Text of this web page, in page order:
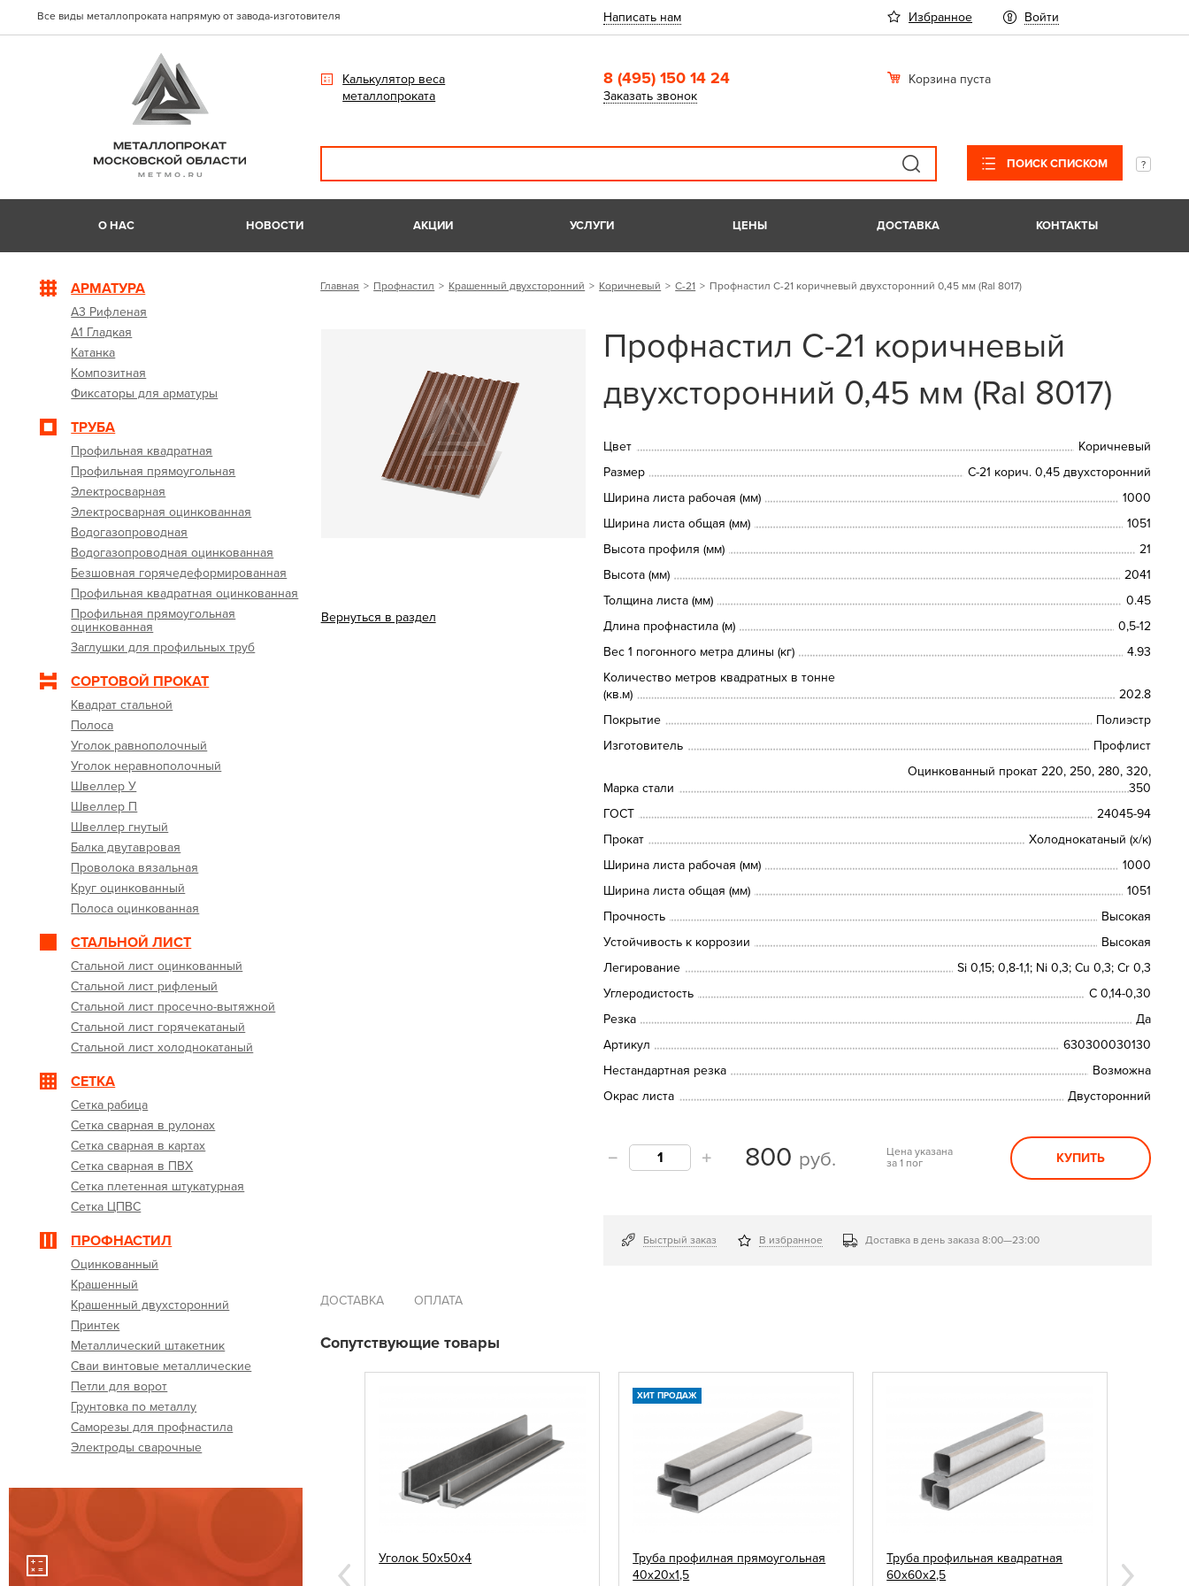
Все виды металлопроката напрямую от завода-изготовителя Написать нам Избранное Войти
Калькулятор веса
металлопроката
8 (495) 150 14 24
Заказать звонок
Корзина пуста
ПОИСК СПИСКОМ
О НАС НОВОСТИ АКЦИИ УСЛУГИ ЦЕНЫ ДОСТАВКА КОНТАКТЫ
АРМАТУРА
А3 Рифленая
А1 Гладкая
Катанка
Композитная
Фиксаторы для арматуры
ТРУБА
Профильная квадратная
Профильная прямоугольная
Электросварная
Электросварная оцинкованная
Водогазопроводная
Водогазопроводная оцинкованная
Безшовная горячедеформированная
Профильная квадратная оцинкованная
Профильная прямоугольная
оцинкованная
Заглушки для профильных труб
СОРТОВОЙ ПРОКАТ
Квадрат стальной
Полоса
Уголок равнополочный
Уголок неравнополочный
Швеллер У
Швеллер П
Швеллер гнутый
Балка двутавровая
Проволока вязальная
Круг оцинкованный
Полоса оцинкованная
СТАЛЬНОЙ ЛИСТ
Стальной лист оцинкованный
Стальной лист рифленый
Стальной лист просечно-вытяжной
Стальной лист горячекатаный
Стальной лист холоднокатаный
СЕТКА
Сетка рабица
Сетка сварная в рулонах
Сетка сварная в картах
Сетка сварная в ПВХ
Сетка плетенная штукатурная
Сетка ЦПВС
ПРОФНАСТИЛ
Оцинкованный
Крашенный
Крашенный двухсторонний
Принтек
Металлический штакетник
Сваи винтовые металлические
Петли для ворот
Грунтовка по металлу
Саморезы для профнастила
Электроды сварочные
Главная Профнастил Крашенный двухсторонний Коричневый С-21 Профнастил С-21 коричневый двухсторонний 0,45 мм (Ral 8017)
Вернуться в раздел
Профнастил С-21 коричневый
двухсторонний 0,45 мм (Ral 8017)
Цвет
Коричневый
Размер
С-21 корич. 0,45 двухсторонний
Ширина листа рабочая (мм)
1000
Ширина листа общая (мм)
1051
Высота профиля (мм)
21
Высота (мм)
2041
Толщина листа (мм)
0.45
Длина профнастила (м)
0,5-12
Вес 1 погонного метра длины (кг)
4.93
Количество метров квадратных в тонне
(кв.м)
202.8
Покрытие
Полиэстр
Изготовитель
Профлист
Марка стали
Оцинкованный прокат 220, 250, 280, 320,
350
ГОСТ
24045-94
Прокат
Холоднокатаный (х/к)
Ширина листа рабочая (мм)
1000
Ширина листа общая (мм)
1051
Прочность
Высокая
Устойчивость к коррозии
Высокая
Легирование
Si 0,15; 0,8-1,1; Ni 0,3; Сu 0,3; Cr 0,3
Углеродистость
C 0,14-0,30
Резка
Да
Артикул
630300030130
Нестандартная резка
Возможна
Окрас листа
Двусторонний
800 руб.
Цена указана
за 1 пог
КУПИТЬ
Быстрый заказ В избранное Доставка в день заказа 8:00—23:00
ДОСТАВКА ОПЛАТА
Сопутствующие товары
Уголок 50х50х4
ХИТ ПРОДАЖ
Труба профилная прямоугольная
40х20х1,5
Труба профильная квадратная
60х60х2,5